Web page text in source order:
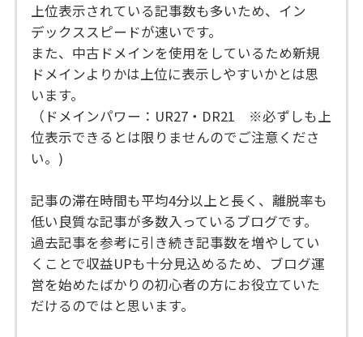
上位表示されている記事数も多いため、イン
デックススピードが速いです。
また、中古ドメインを使用をしているため新規
ドメインよりかは上位に表示しやすいかとは思
います。
（ドメインパワー：UR27・DR21 ※必ずしも上
位表示できるとは限りませんのでご注意くださ
い。)
記事の滞在時間も平均4分以上と長く、離脱率も
低い良質な記事が多数入っているブログです。
過去記事を参考に引き続き記事数を増やしてい
くことで収益UPも十分見込めるため、ブログ運
営を始めたばかりの初心者の方にお役立ていた
だけるのではと思います。